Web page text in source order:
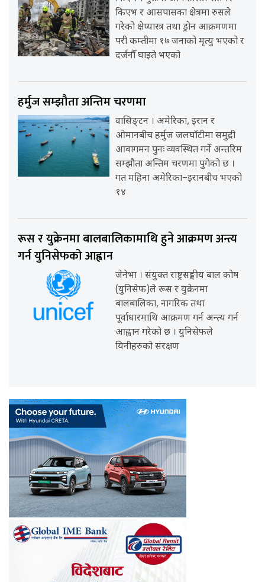
किएभ र आसपासका क्षेत्रमा रुसले
गरेको क्षेप्यास्त्र तथा ड्रोन आक्रमणमा
परी कम्तीमा १७ जनाको मृत्यु भएको र
दर्जनौँ घाइते भएको
हर्मुज सम्झौता अन्तिम चरणमा
वासिङ्टन । अमेरिका, इरान र
ओमानबीच हर्मुज जलघाँटीमा समुद्री
आवागमन पुनः व्यवस्थित गर्ने अन्तरिम
सम्झौता अन्तिम चरणमा पुगेको छ ।
गत महिना अमेरिका–इरानबीच भएको
१४
रूस र युक्रेनमा बालबालिकामाथि हुने आक्रमण अन्त्य
गर्न युनिसेफको आह्वान
जेनेभा । संयुक्त राष्ट्रसङ्घीय बाल कोष
(युनिसेफ)ले रूस र युक्रेनमा
बालबालिका, नागरिक तथा
पूर्वाधारमाथि आक्रमण गर्न अन्त्य गर्न
आह्वान गरेको छ । युनिसेफले
यिनीहरुको संरक्षण